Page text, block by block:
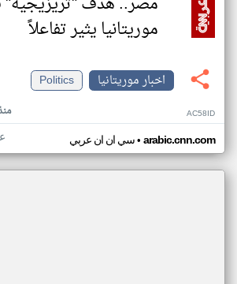
موريتانيا يثير تفاعلاً
اخبار موريتانيا
Politics
AC58ID
سي ان ان عربي• arabic.cnn.com